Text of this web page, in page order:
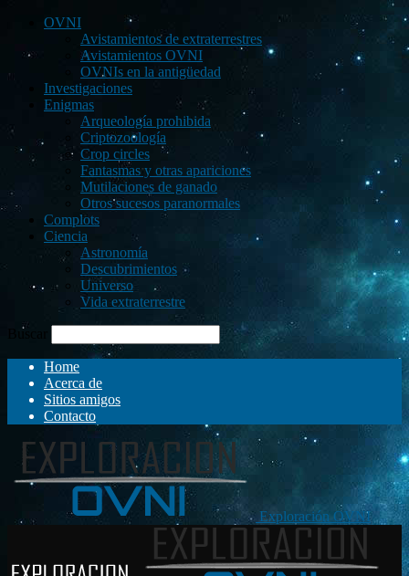
OVNI
Avistamientos de extraterrestres
Avistamientos OVNI
OVNIs en la antigüedad
Investigaciones
Enigmas
Arqueología prohibida
Criptozoología
Crop circles
Fantasmas y otras apariciones
Mutilaciones de ganado
Otros sucesos paranormales
Complots
Ciencia
Astronomía
Descubrimientos
Universo
Vida extraterrestre
Buscar
Home
Acerca de
Sitios amigos
Contacto
Exploración OVNI